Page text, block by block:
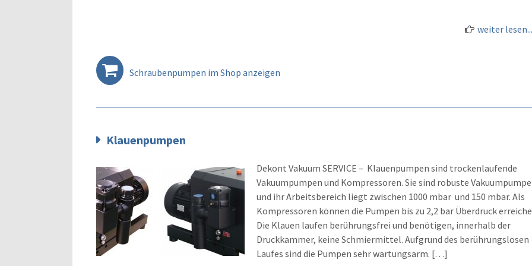
weiter lesen...
Schraubenpumpen im Shop anzeigen
Klauenpumpen
Dekont Vakuum SERVICE – Klauenpumpen sind trockenlaufende
Vakuumpumpen und Kompressoren. Sie sind robuste
und ihr Arbeitsbereich liegt zwischen 1000 mbar und 150 mbar. Als
Kompressoren können die Pumpen bis zu 2,2 bar Überdruck
Die Klauen laufen berührungsfrei und benötigen, innerhalb der
Druckkammer, keine Schmiermittel. Aufgrund des berührungslosen
Laufes sind die Pumpen sehr wartungsarm. […]